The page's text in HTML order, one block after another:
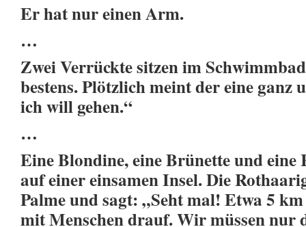
Er hat nur einen Arm.
…
Zwei Verrückte sitzen im
bestens. Plötzlich meint der eine ganz
ich will gehen.“
…
Eine Blondine, eine Brünette und eine
auf einer einsamen Insel. Die
Palme und sagt: „Seht mal! Etwa 5
mit Menschen drauf. Wir müssen nur